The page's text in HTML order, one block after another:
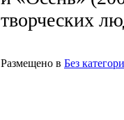
творческих
Размещено в Без